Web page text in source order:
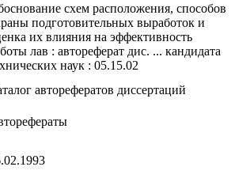
схем расположения, способов
подготовительных выработок и
их влияния на эффективность
лав : автореферат дис. ... кандидата
наук : 05.15.02
авторефератов диссертаций